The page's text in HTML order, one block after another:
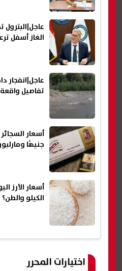
الغاز أسفل
عاجل|انفجار
تفاصيل واقعة
جنيهًا ومارلبورو
أسعار الأرز
الكيلو والطن؟
اختيارات المحرر